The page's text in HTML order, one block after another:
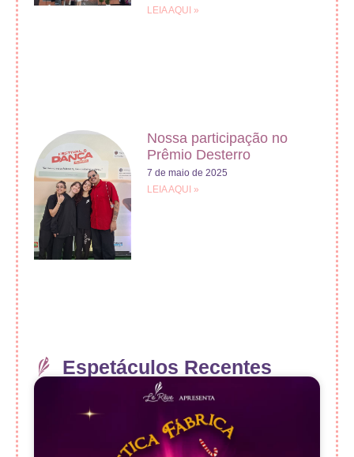
LEIA AQUI »
Nossa participação no
Prêmio Desterro
7 de maio de 2025
LEIA AQUI »
Espetáculos Recentes